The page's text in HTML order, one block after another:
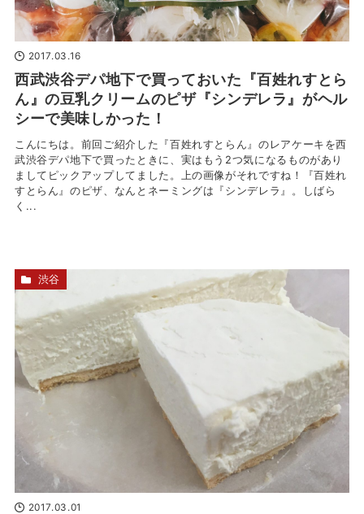
2017.03.16
西武渋谷デパ地下で買っておいた『百姓れすとら
ん』の豆乳クリームのピザ『シンデレラ』がヘル
シーで美味しかった！
こんにちは。前回ご紹介した『百姓れすとらん』のレアケーキを西
武渋谷デパ地下で買ったときに、実はもう2つ気になるものがあり
ましてピックアップしてました。上の画像がそれですね！『百姓れ
すとらん』のピザ、なんとネーミングは『シンデレラ』。しばら
く...
2017.03.01
渋谷